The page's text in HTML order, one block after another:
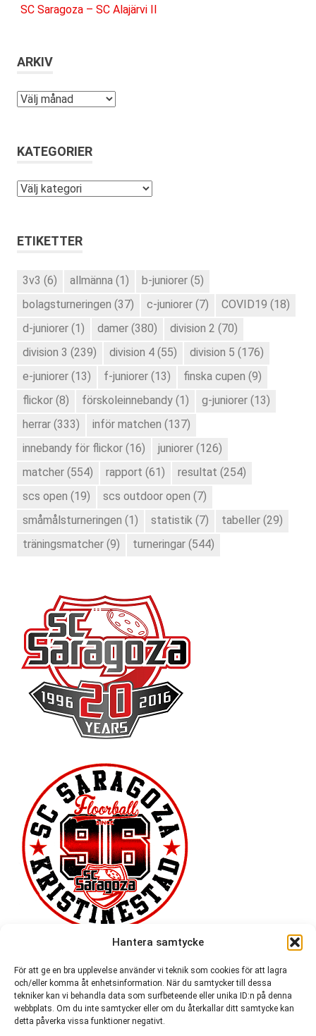
Hantera samtycke
För att ge en bra upplevelse använder vi teknik som cookies för att lagra
och/eller komma åt enhetsinformation. När du samtycker till dessa
tekniker kan vi behandla data som surfbeteende eller unika ID:n på denna
webbplats. Om du inte samtycker eller om du återkallar ditt samtycke kan
detta påverka vissa funktioner negativt.
SC Saragoza – SC Alajärvi II
ARKIV
Arkiv
KATEGORIER
Kategorier
ETIKETTER
3v3 (6) allmänna (1) b-juniorer (5)
bolagsturneringen (37) c-juniorer (7) COVID19 (18)
d-juniorer (1) damer (380) division 2 (70)
division 3 (239) division 4 (55) division 5 (176)
e-juniorer (13) f-juniorer (13) finska cupen (9)
flickor (8) förskoleinnebandy (1) g-juniorer (13)
herrar (333) inför matchen (137)
innebandy för flickor (16) juniorer (126)
matcher (554) rapport (61) resultat (254)
scs open (19) scs outdoor open (7)
småmålsturneringen (1) statistik (7) tabeller (29)
träningsmatcher (9) turneringar (544)